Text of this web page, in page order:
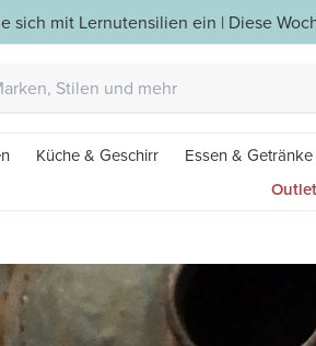
sich mit Lernutensilien ein | Diese
Küche & Geschirr Essen & Getränke
Outlet